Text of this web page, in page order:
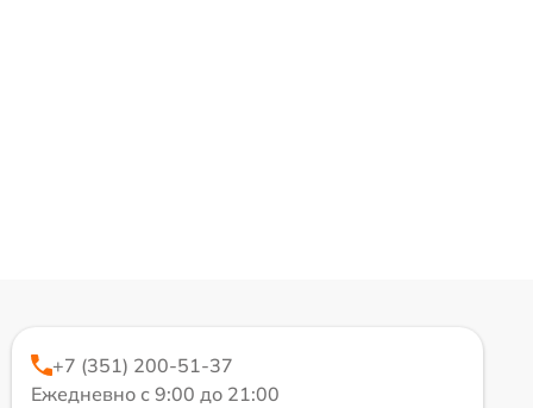
+7 (351) 200-51-37
Ежедневно с 9:00 до 21:00